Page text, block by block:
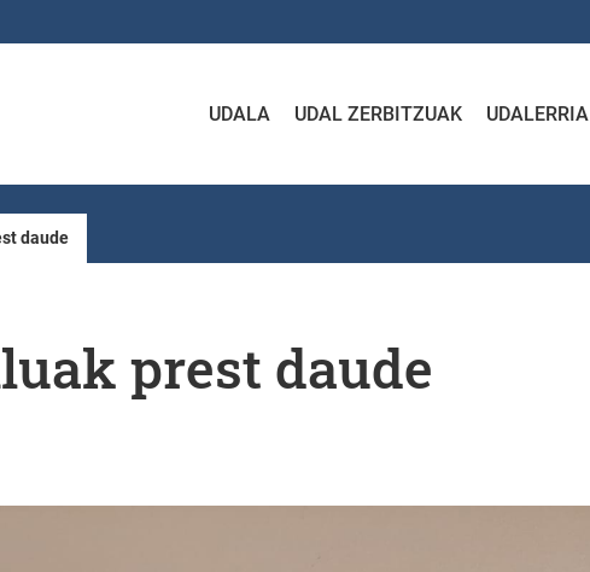
UDALA UDAL ZERBITZUAK UDALERRIA
daude
prest daude